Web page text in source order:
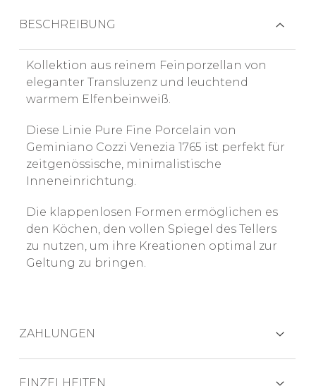
BESCHREIBUNG
Kollektion aus reinem Feinporzellan von
eleganter Transluzenz und leuchtend
warmem Elfenbeinweiß.
Diese Linie Pure Fine Porcelain von
Geminiano Cozzi Venezia 1765 ist perfekt für
zeitgenössische, minimalistische
Inneneinrichtung.
Die klappenlosen Formen ermöglichen es
den Köchen, den vollen Spiegel des Tellers
zu nutzen, um ihre Kreationen optimal zur
Geltung zu bringen.
ZAHLUNGEN
EINZELHEITEN